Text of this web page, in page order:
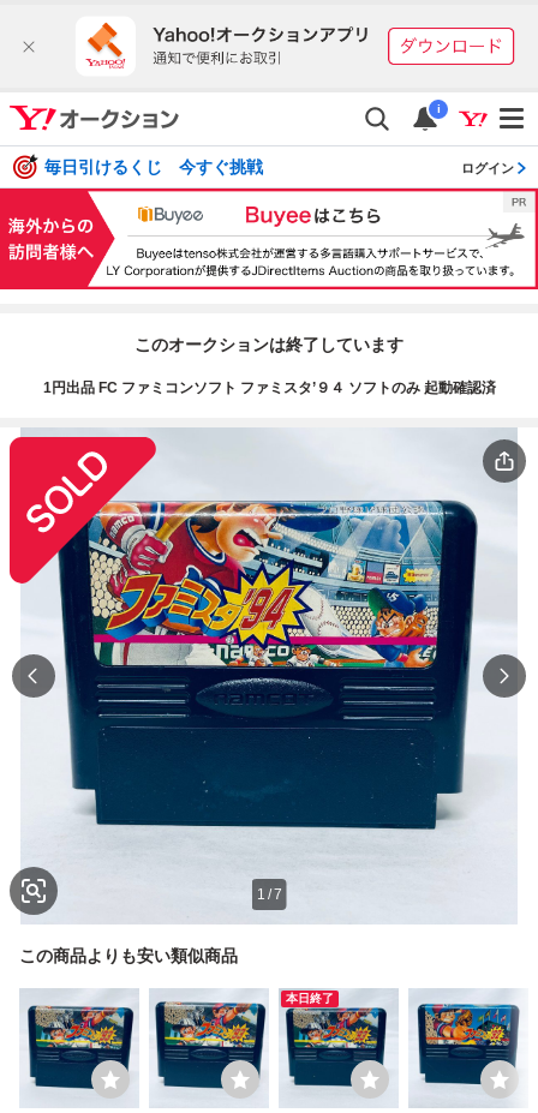
i
毎日引けるくじ 今すぐ挑戦 ログイン
このオークションは終了しています
1円出品 FC ファミコンソフト ファミスタ’９４ ソフトのみ 起動確認済
1 /7
この商品よりも安い類似商品
本日終了